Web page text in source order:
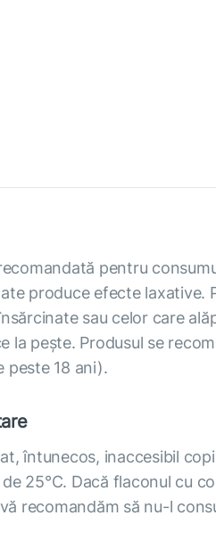
pentru
produce efecte laxative.
sau celor care
la pește. Produsul se
peste 18 ani).
întunecos, inaccesibil
25°С. Dacă flaconul cu
recomandăm să nu-l